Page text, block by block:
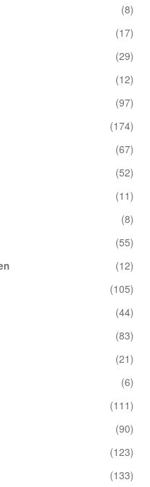
(8)
(17)
(29)
(12)
(97)
(174)
(67)
(52)
(11)
(8)
(55)
(12)
(105)
(44)
(83)
(21)
(6)
(111)
(90)
(123)
(133)